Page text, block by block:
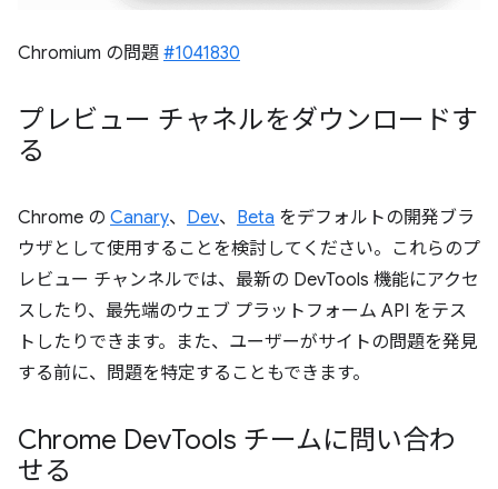
Chromium の問題 #1041830
プレビュー チャネルをダウンロードす
る
Chrome の Canary、 Dev、 Beta をデフォルトの開発ブラ
ウザとして使用することを検討してください。これらのプ
レビュー チャンネルでは、最新の DevTools 機能にアクセ
スしたり、最先端のウェブ プラットフォーム API をテス
トしたりできます。また、ユーザーがサイトの問題を発見
する前に、問題を特定することもできます。
Chrome DevTools チームに問い合わ
せる